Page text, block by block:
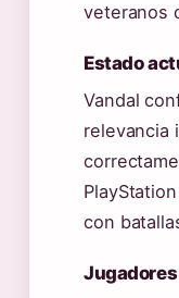
veteranos
Estado
Vandal
relevancia
con